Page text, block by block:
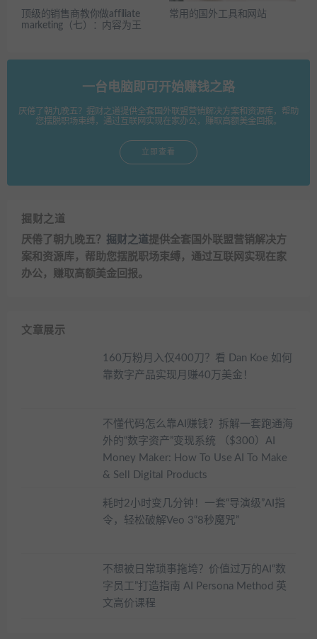
顶级的销售商教你做affiliate
marketing（七）：内容为王
常用的国外工具和网站
一台电脑即可开始赚钱之路
厌倦了朝九晚五？掘财之道提供全套国外联盟营销解决方案和资源库，帮助
您摆脱职场束缚，通过互联网实现在家办公，赚取高额美金回报。
立即查看
掘财之道
厌倦了朝九晚五？ 掘财之道提供全套国外联盟营销解决方
案和资源库，帮助您摆脱职场束缚，通过互联网实现在家
办公，赚取高额美金回报。
文章展示
160万粉月入仅400刀？看 Dan Koe 如何
靠数字产品实现月赚40万美金！
不懂代码怎么靠AI赚钱？拆解一套跑通海
外的“数字资产”变现系统 （$300）AI
Money Maker: How To Use AI To Make
& Sell Digital Products
耗时2小时变几分钟！一套“导演级”AI指
令，轻松破解Veo 3“8秒魔咒”
不想被日常琐事拖垮？价值过万的AI“数
字员工”打造指南 AI Persona Method 英
文高价课程